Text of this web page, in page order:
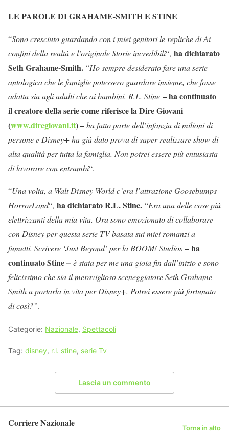
LE PAROLE DI GRAHAME-SMITH E STINE
“Sono cresciuto guardando con i miei genitori le repliche di Ai
confini della realtà e l’originale Storie incredibili“, ha dichiarato
Seth Grahame-Smith. “Ho sempre desiderato fare una serie
antologica che le famiglie potessero guardare insieme, che fosse
adatta sia agli adulti che ai bambini. R.L. Stine – ha continuato
il creatore della serie come riferisce la Dire Giovani
(www.diregiovani.it) –ha fatto parte dell’infanzia di milioni di
persone e Disney+ ha già dato prova di saper realizzare show di
alta qualità per tutta la famiglia. Non potrei essere più entusiasta
di lavorare con entrambi“.
“Una volta, a Walt Disney World c’era l’attrazione Goosebumps
HorrorLand“, ha dichiarato R.L. Stine. “Era una delle cose più
elettrizzanti della mia vita. Ora sono emozionato di collaborare
con Disney per questa serie TV basata sui miei romanzi a
fumetti. Scrivere ‘Just Beyond’ per la BOOM! Studios – ha
continuato Stine – è stata per me una gioia fin dall’inizio e sono
felicissimo che sia il meraviglioso sceneggiatore Seth Grahame-
Smith a portarla in vita per Disney+. Potrei essere più fortunato
di così?”.
Categorie: Nazionale, Spettacoli
Tag: disney, r.l. stine, serie Tv
Lascia un commento
Corriere Nazionale Torna in alto